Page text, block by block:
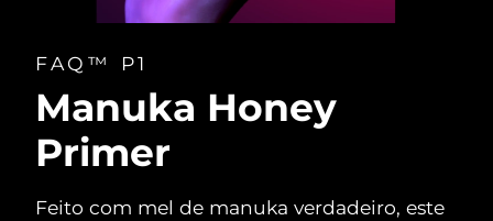
FAQ™ P1
Manuka Honey
Primer
Feito com mel de manuka verdadeiro, este